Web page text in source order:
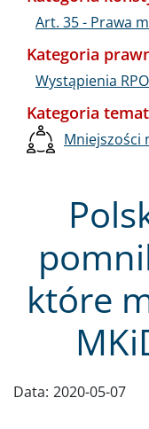
które
Data: 2020-05-07
Art. 35 - Prawa
Kategoria
Wystąpienia
Kategoria
Mniejszości